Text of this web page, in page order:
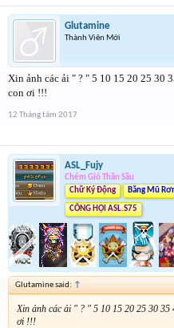
Glutamine
Thành Viên Mới
Xin ảnh các ải " ? " 5 10 15 20 25 30
con ơi !!!
12 Tháng tám 2017
ASL_Fujy
Chém Gió Thần Sầu
Chữ Ký Động
Băng Mũ
CÔNG HỘI ASL.S75
Glutamine said: ↑
Xin ảnh các ải " ? " 5 10 15 20 25 30 35
ơi !!!